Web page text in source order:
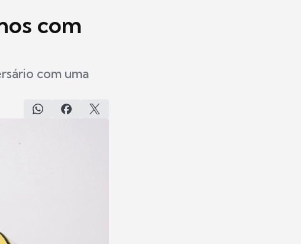
com
com uma